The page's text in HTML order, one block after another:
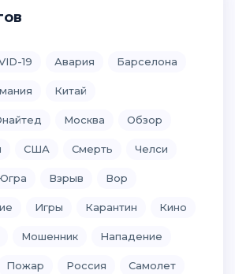
19 Авария Барселона
Китай
Москва Обзор
США Смерть Челси
Взрыв Вор
Игры Карантин Кино
Мошенник Нападение
Пожар Россия Самолет